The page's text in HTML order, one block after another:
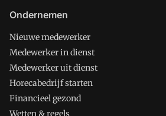
Ondernemen
Nieuwe medewerker
Medewerker in dienst
Medewerker uit dienst
Horecabedrijf starten
Financieel gezond
Wetten & regels